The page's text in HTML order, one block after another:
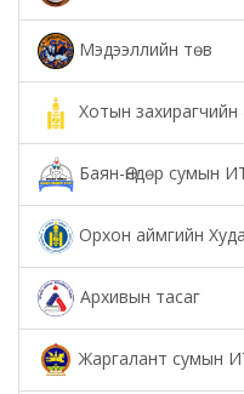
Мэдээллийн төв
Хотын захирагчийн
Баян-Өндөр сумын
Орхон аймгийн
Архивын тасаг
Жаргалант сумын